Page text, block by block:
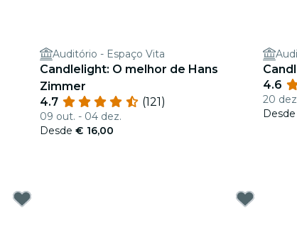
Auditório - Espaço Vita
Candlelight: O melhor de Hans
Zimmer
4.7
(121)
09 out. - 04 dez.
Desde € 16,00
4.6
20